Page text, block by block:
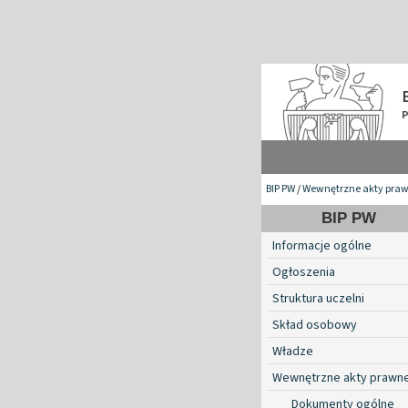
BIP PW/Wewnętrzne akty
BIP PW
Informacje ogólne
Ogłoszenia
Struktura uczelni
Skład osobowy
Władze
Wewnętrzne akty
Dokumenty ogólne